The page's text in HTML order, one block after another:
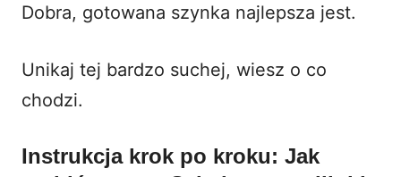
Dobra, gotowana szynka najlepsza jest.
Unikaj tej bardzo suchej, wiesz o co
chodzi.
Instrukcja krok po kroku: Jak